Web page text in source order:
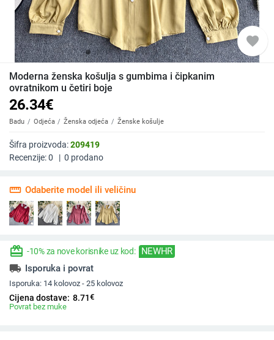
favorite
Moderna ženska košulja s gumbima i čipkanim
ovratnikom u četiri boje
26.34€
Badu Odjeća Ženska odjeća Ženske košulje
Šifra proizvoda:209419
Recenzije:0 | 0 prodano
straighten Odaberite model ili veličinu
redeem -10% za nove korisnike uz kod: NEWHR
local_shipping Isporuka i povrat
Isporuka: 14 kolovoz - 25 kolovoz
Cijena dostave: 8.71€
Povrat bez muke